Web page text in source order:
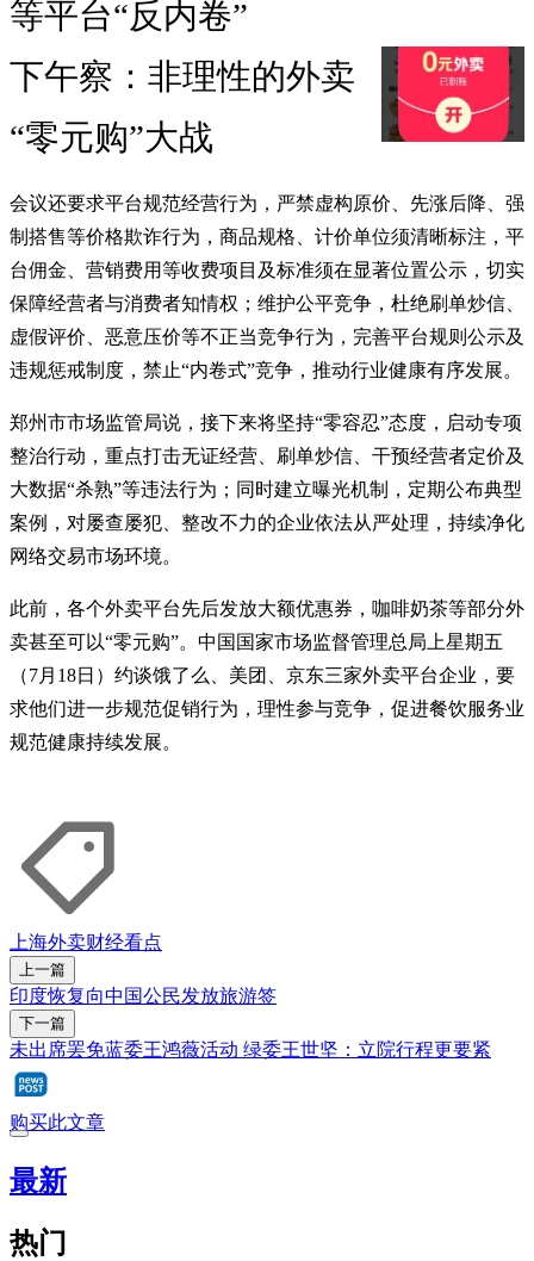
等平台“反内卷”
下午察：非理性的外卖
“零元购”大战
会议还要求平台规范经营行为，严禁虚构原价、先涨后降、强
制搭售等价格欺诈行为，商品规格、计价单位须清晰标注，平
台佣金、营销费用等收费项目及标准须在显著位置公示，切实
保障经营者与消费者知情权；维护公平竞争，杜绝刷单炒信、
虚假评价、恶意压价等不正当竞争行为，完善平台规则公示及
违规惩戒制度，禁止“内卷式”竞争，推动行业健康有序发展。
郑州市市场监管局说，接下来将坚持“零容忍”态度，启动专项
整治行动，重点打击无证经营、刷单炒信、干预经营者定价及
大数据“杀熟”等违法行为；同时建立曝光机制，定期公布典型
案例，对屡查屡犯、整改不力的企业依法从严处理，持续净化
网络交易市场环境。
此前，各个外卖平台先后发放大额优惠券，咖啡奶茶等部分外
卖甚至可以“零元购”。中国国家市场监督管理总局上星期五
（7月18日）约谈饿了么、美团、京东三家外卖平台企业，要
求他们进一步规范促销行为，理性参与竞争，促进餐饮服务业
规范健康持续发展。
上海外卖财经看点
上一篇
印度恢复向中国公民发放旅游签
下一篇
未出席罢免蓝委王鸿薇活动 绿委王世坚：立院行程更要紧
购买此文章
最新
热门